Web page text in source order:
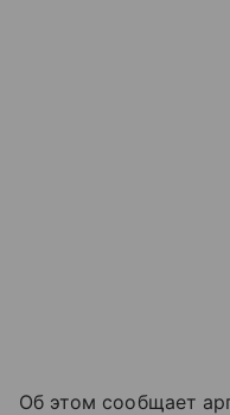
Об этом сообщает